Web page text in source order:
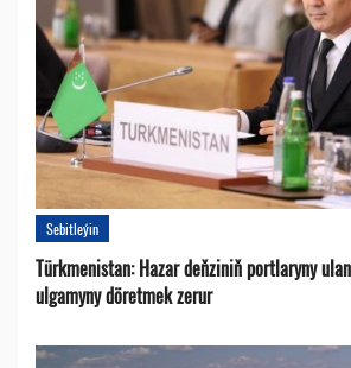
Sebitleýin
Türkmenistan: Hazar deňziniň portlaryny
ulgamyny döretmek zerur